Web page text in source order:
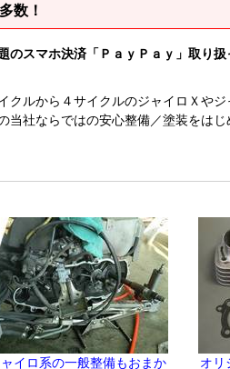
数！
のスマホ決済「ＰａｙＰａｙ」取り扱
クルから４サイクルのジャイロＸや
当社ならではの安心整備／塗装をは
イロ系の一般整備もおまか
オリ